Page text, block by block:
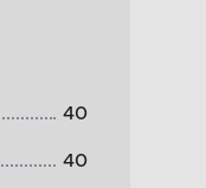
40
40